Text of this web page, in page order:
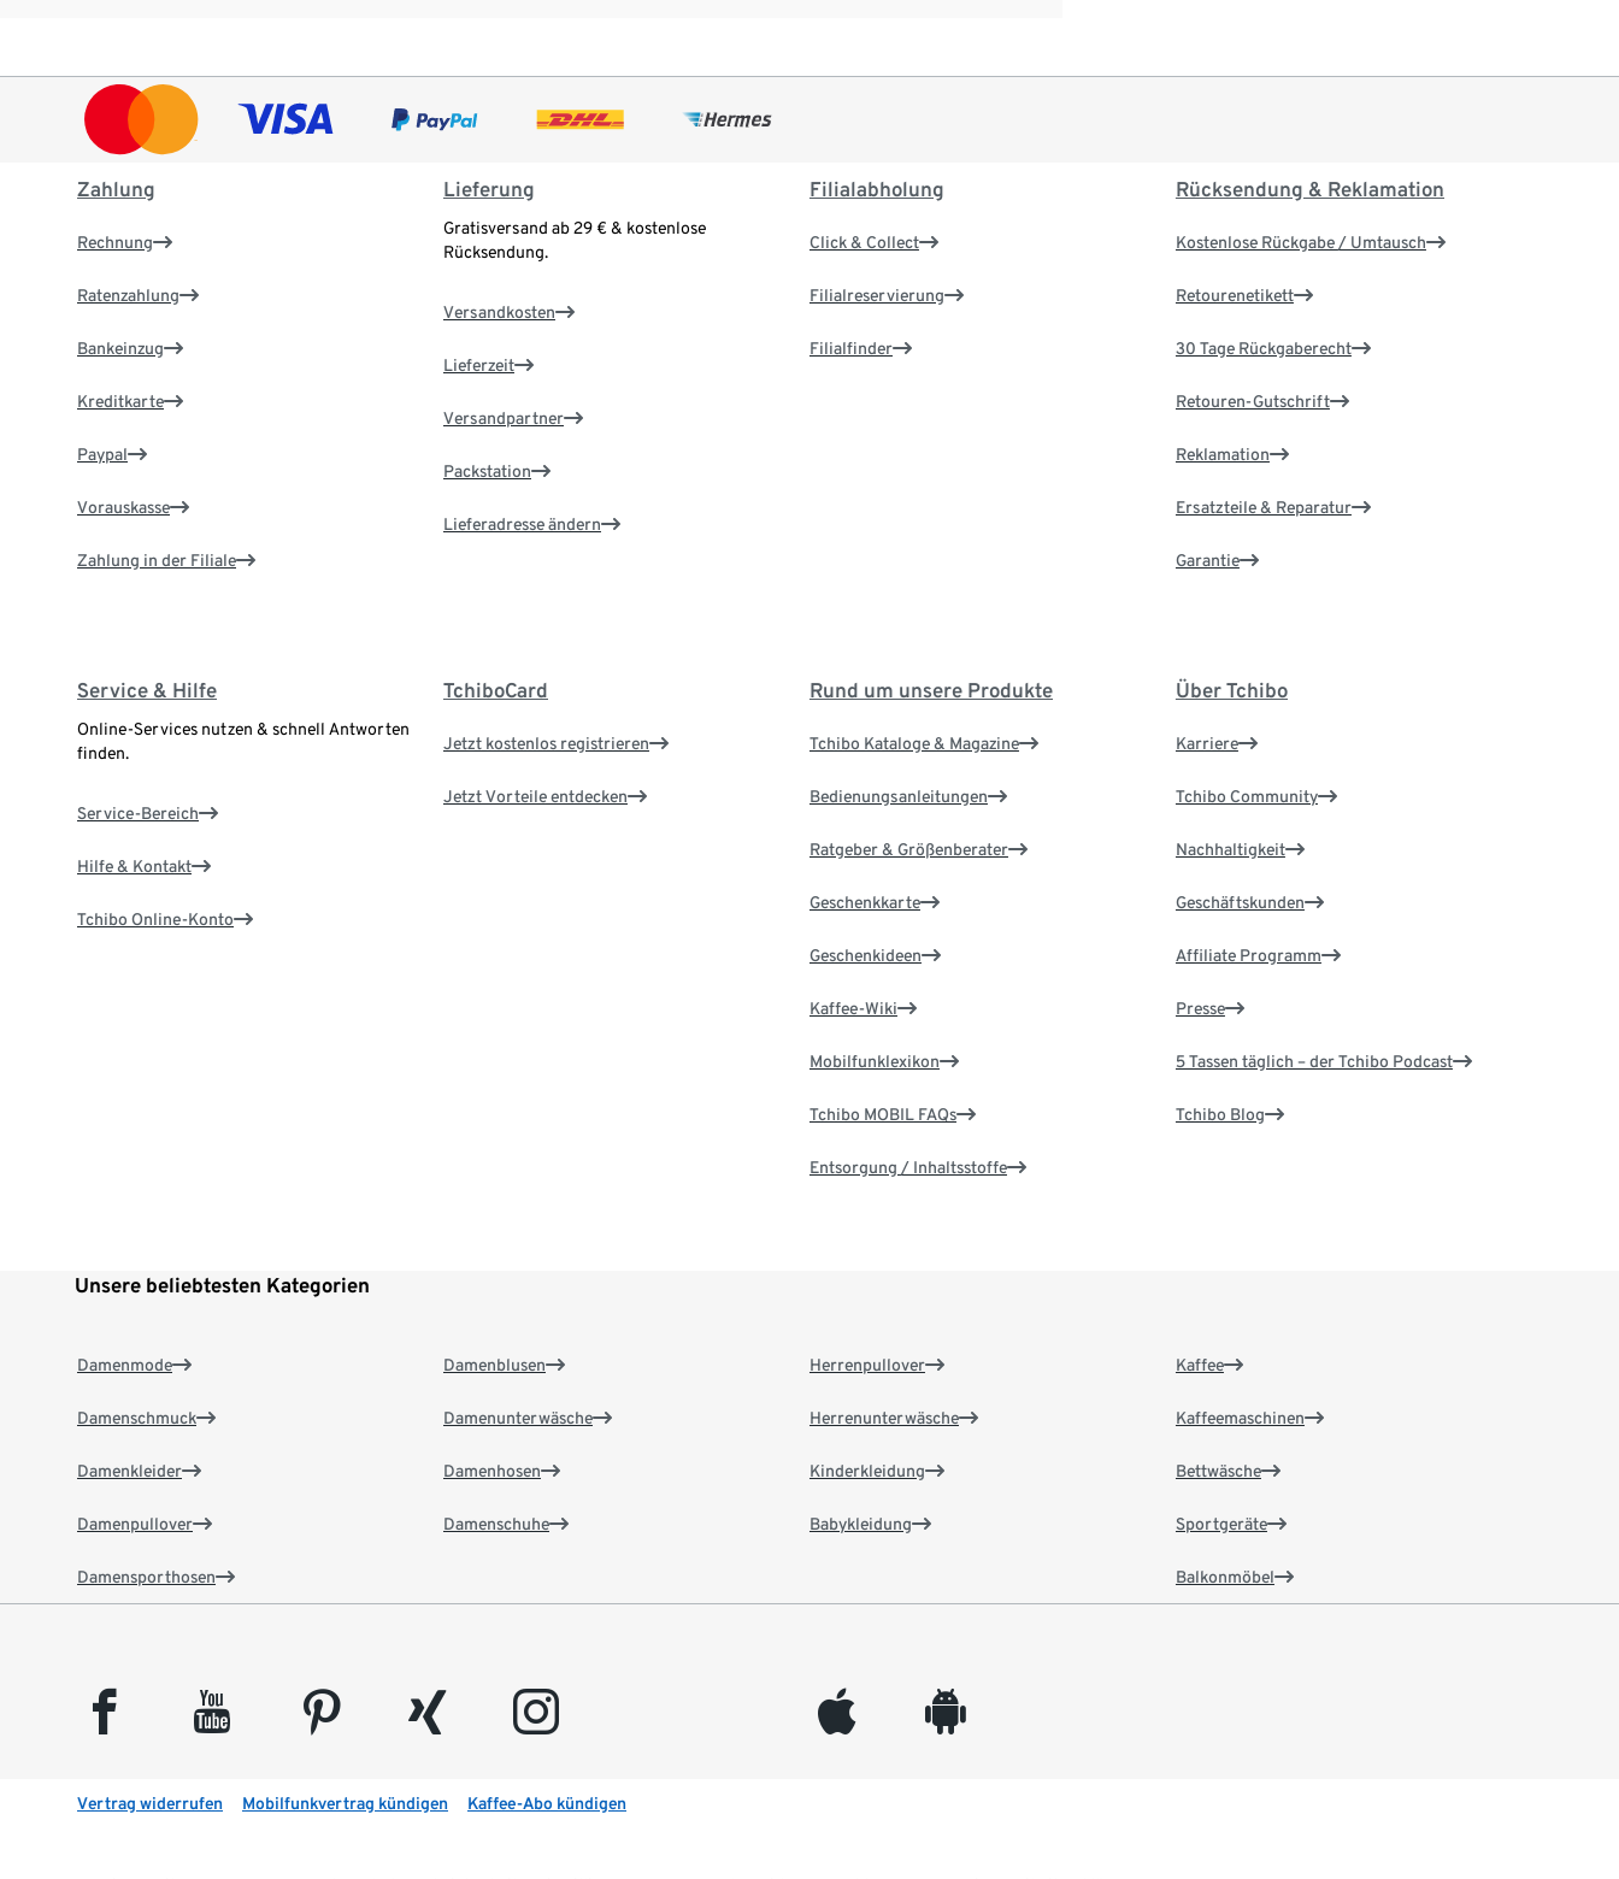
Zahlung
Rechnung
Ratenzahlung
Bankeinzug
Kreditkarte
Paypal
Vorauskasse
Zahlung in der Filiale
Lieferung
Gratisversand ab 29 € & kostenlose
Rücksendung.
Versandkosten
Lieferzeit
Versandpartner
Packstation
Lieferadresse ändern
Filialabholung
Click & Collect
Filialreservierung
Filialfinder
Rücksendung & Reklamation
Kostenlose Rückgabe / Umtausch
Retourenetikett
30 Tage Rückgaberecht
Retouren-Gutschrift
Reklamation
Ersatzteile & Reparatur
Garantie
Service & Hilfe
Online-Services nutzen & schnell Antworten
finden.
Service-Bereich
Hilfe & Kontakt
Tchibo Online-Konto
TchiboCard
Jetzt kostenlos registrieren
Jetzt Vorteile entdecken
Rund um unsere Produkte
Tchibo Kataloge & Magazine
Bedienungsanleitungen
Ratgeber & Größenberater
Geschenkkarte
Geschenkideen
Kaffee-Wiki
Mobilfunklexikon
Tchibo MOBIL FAQs
Entsorgung / Inhaltsstoffe
Über Tchibo
Karriere
Tchibo Community
Nachhaltigkeit
Geschäftskunden
Affiliate Programm
Presse
5 Tassen täglich – der Tchibo Podcast
Tchibo Blog
Unsere beliebtesten Kategorien
Damenmode
Damenschmuck
Damenkleider
Damenpullover
Damensporthosen
Damenblusen
Damenunterwäsche
Damenhosen
Damenschuhe
Herrenpullover
Herrenunterwäsche
Kinderkleidung
Babykleidung
Kaffee
Kaffeemaschinen
Bettwäsche
Sportgeräte
Balkonmöbel
facebook youtube pinterest xing instagram appleinc android
Vertrag widerrufen Mobilfunkvertrag kündigen Kaffee-Abo kündigen